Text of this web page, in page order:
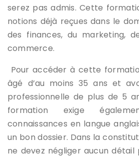
serez pas admis. Cette
notions déjà reçues dans le
des finances, du marketing,
commerce.
Pour accéder à cette
âgé d’au moins 35 ans et
professionnelle de plus de 5
formation exige
connaissances en langue
un bon dossier. Dans la
ne devez négliger aucun détail